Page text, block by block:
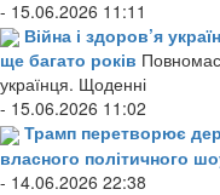
- 15.06.2026 11:11
Війна і здоров’я
ще багато років
українця. Щоденні
- 15.06.2026 11:02
Трамп перетворює
власного політичного
- 14.06.2026 22:38